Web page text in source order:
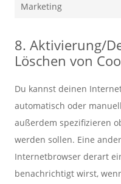
Marketing
8. Aktivierung/
Löschen von
Du kannst deinen
automatisch oder
außerdem spezifizieren
werden sollen. Eine
Internetbrowser derart
benachrichtigt wirst,